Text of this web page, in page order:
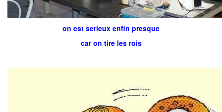
on est serieux enfin presque
car on tire les rois